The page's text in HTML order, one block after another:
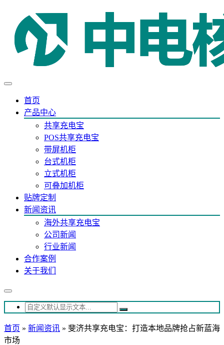
首页
产品中心
共享充电宝
POS共享充电宝
带屏机柜
台式机柜
立式机柜
可叠加机柜
贴牌定制
新闻资讯
海外共享充电宝
公司新闻
行业新闻
合作案例
关于我们
首页 » 新闻资讯 » 斐济共享充电宝：打造本地品牌抢占新蓝海
市场